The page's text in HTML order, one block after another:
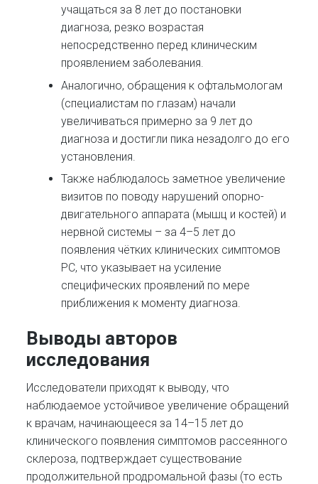
учащаться за 8 лет до постановки
диагноза, резко возрастая
непосредственно перед клиническим
проявлением заболевания.
Аналогично, обращения к офтальмологам
(специалистам по глазам) начали
увеличиваться примерно за 9 лет до
диагноза и достигли пика незадолго до его
установления.
Также наблюдалось заметное увеличение
визитов по поводу нарушений опорно-
двигательного аппарата (мышц и костей) и
нервной системы – за 4–5 лет до
появления чётких клинических симптомов
РС, что указывает на усиление
специфических проявлений по мере
приближения к моменту диагноза.
Выводы авторов
исследования
Исследователи приходят к выводу, что
наблюдаемое устойчивое увеличение обращений
к врачам, начинающееся за 14–15 лет до
клинического появления симптомов рассеянного
склероза, подтверждает существование
продолжительной продромальной фазы (то есть